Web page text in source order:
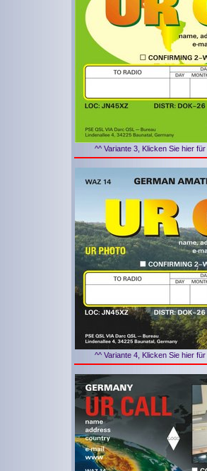
^^ Variante 3, Klicken Sie hier
^^ Variante 4, Klicken Sie hier